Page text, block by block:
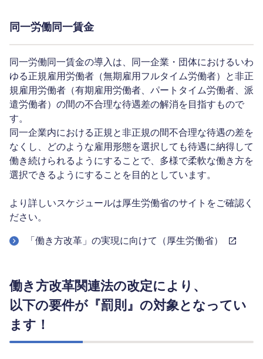
同一労働同一賃金
同一労働同一賃金の導入は、同一企業・団体におけるいわ
ゆる正規雇用労働者（無期雇用フルタイム労働者）と非正
規雇用労働者（有期雇用労働者、パートタイム労働者、派
遣労働者）の間の不合理な待遇差の解消を目指すもので
す。
同一企業内における正規と非正規の間不合理な待遇の差を
なくし、どのような雇用形態を選択しても待遇に納得して
働き続けられるようにすることで、多様で柔軟な働き方を
選択できるようにすることを目的としています。
より詳しいスケジュールは厚生労働省のサイトをご確認く
ださい。
「働き方改革」の実現に向けて（厚生労働省）
働き方改革関連法の改定により、
以下の要件が『罰則』の対象となってい
ます！